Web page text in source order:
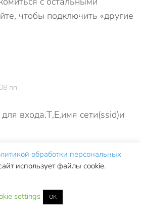
чтобы подключить «другие
пп
входа.Т,Е,имя сети(ssid)и
обработки персональных
использует файлы cookie.
settings ОК